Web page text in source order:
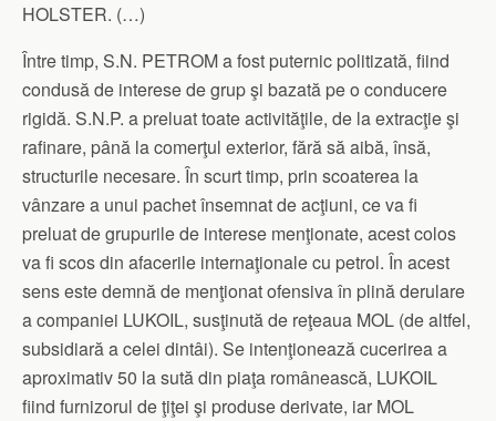
HOLSTER. (…)
Între timp, S.N. PETROM a fost puternic politizată, fiind
condusă de interese de grup şi bazată pe o conducere
rigidă. S.N.P. a preluat toate activităţile, de la extracţie şi
rafinare, până la comerţul exterior, fără să aibă, însă,
structurile necesare. În scurt timp, prin scoaterea la
vânzare a unui pachet însemnat de acţiuni, ce va fi
preluat de grupurile de interese menţionate, acest colos
va fi scos din afacerile internaţionale cu petrol. În acest
sens este demnă de menţionat ofensiva în plină derulare
a companiei LUKOIL, susţinută de reţeaua MOL (de altfel,
subsidiară a celei dintâi). Se intenţionează cucerirea a
aproximativ 50 la sută din piaţa românească, LUKOIL
fiind furnizorul de ţiţei şi produse derivate, iar MOL